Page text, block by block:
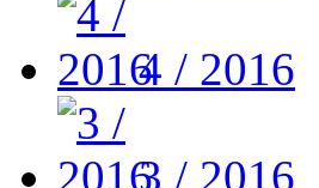
4 / 2016
3 / 2016